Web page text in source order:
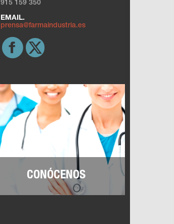
915 159 350
EMAIL.
prensa@farmaindustria.es
CONÓCENOS